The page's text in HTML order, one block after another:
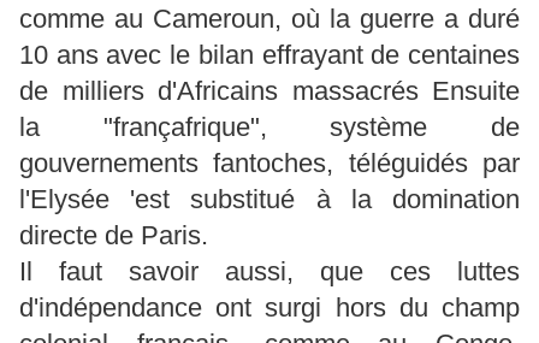
comme au Cameroun, où la guerre a duré
10 ans avec le bilan effrayant de centaines
de milliers d'Africains massacrés Ensuite
la "françafrique", système de
gouvernements fantoches, téléguidés par
l'Elysée 'est substitué à la domination
directe de Paris.
Il faut savoir aussi, que ces luttes
d'indépendance ont surgi hors du champ